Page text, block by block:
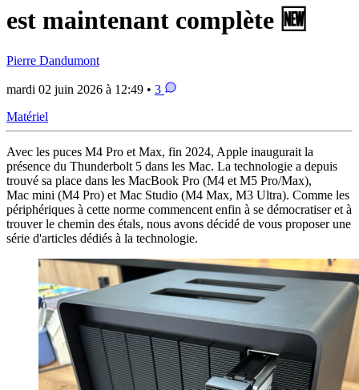
est maintenant complète 🆕
Pierre Dandumont
mardi 02 juin 2026 à 12:49 • 3
Matériel
Avec les puces M4 Pro et Max, fin 2024, Apple inaugurait la
présence du Thunderbolt 5 dans les Mac. La technologie a depuis
trouvé sa place dans les MacBook Pro (M4 et M5 Pro/Max),
Mac mini (M4 Pro) et Mac Studio (M4 Max, M3 Ultra). Comme les
périphériques à cette norme commencent enfin à se démocratiser et à
trouver le chemin des étals, nous avons décidé de vous proposer une
série d'articles dédiés à la technologie.